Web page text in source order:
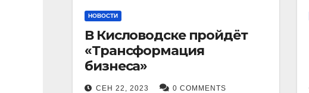
НОВОСТИ
В Кисловодске пройдёт
«Трансформация
бизнеса»
СЕН 22, 2023 0 COMMENTS